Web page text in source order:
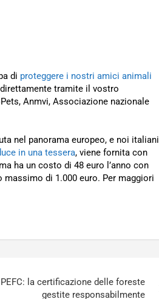
di proteggere i nostri amici animali
tramite il vostro
Anmvi, Associazione nazionale
nel panorama europeo, e noi italiani
in una tessera, viene fornita con
ha un costo di 48 euro l’anno con
massimo di 1.000 euro. Per maggiori
la certificazione delle foreste
gestite responsabilmente